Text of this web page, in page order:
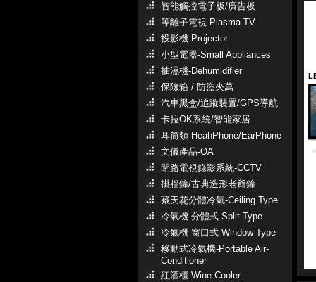
智能觸控電子板/廣告板
等離子電視-Plasma TV
投影機-Projector
小型電器-Small Appliances
抽濕機-Dehumidifier
保險箱 / 防盜夾萬
汽車黑盒/追蹤裝置/GPS導航
卡拉OK系統/智能家居
耳筒類-HeahPhone/EarPhone
文儀產品-OA
閉路電視錄影系統-CCTV
掛牆鐘/古典造形老爺鐘
藏天花分體冷氣-Ceiling Type
冷氣機-分體式-Split Type
冷氣機-窗口式-Window Type
移動式冷氣機-Portable Air-
Conditioner
紅酒櫃-Wine Cooler